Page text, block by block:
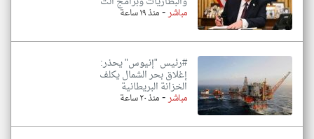
مباشر-منذ ١٩ ساعة
#رئيس "إنيوس" يحذر:
إغلاق بحر الشمال يكلف
الخزانة البريطانية
مباشر-منذ ٢٠ ساعة